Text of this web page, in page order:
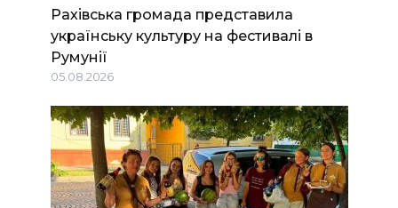
Рахівська громада представила
українську культуру на фестивалі в
Румунії
05.08.2026